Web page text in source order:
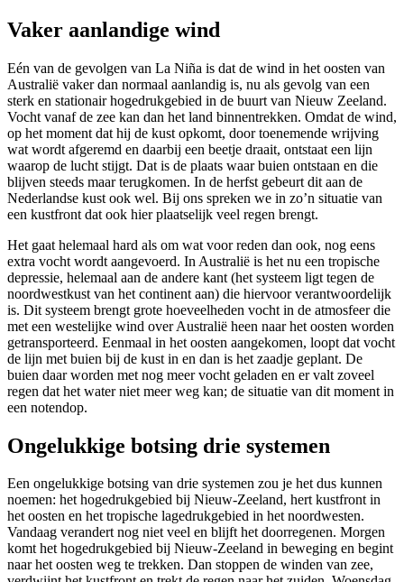
Vaker aanlandige wind
Eén van de gevolgen van La Niña is dat de wind in het oosten van
Australië vaker dan normaal aanlandig is, nu als gevolg van een
sterk en stationair hogedrukgebied in de buurt van Nieuw Zeeland.
Vocht vanaf de zee kan dan het land binnentrekken. Omdat de wind,
op het moment dat hij de kust opkomt, door toenemende wrijving
wat wordt afgeremd en daarbij een beetje draait, ontstaat een lijn
waarop de lucht stijgt. Dat is de plaats waar buien ontstaan en die
blijven steeds maar terugkomen. In de herfst gebeurt dit aan de
Nederlandse kust ook wel. Bij ons spreken we in zo’n situatie van
een kustfront dat ook hier plaatselijk veel regen brengt.
Het gaat helemaal hard als om wat voor reden dan ook, nog eens
extra vocht wordt aangevoerd. In Australië is het nu een tropische
depressie, helemaal aan de andere kant (het systeem ligt tegen de
noordwestkust van het continent aan) die hiervoor verantwoordelijk
is. Dit systeem brengt grote hoeveelheden vocht in de atmosfeer die
met een westelijke wind over Australië heen naar het oosten worden
getransporteerd. Eenmaal in het oosten aangekomen, loopt dat vocht
de lijn met buien bij de kust in en dan is het zaadje geplant. De
buien daar worden met nog meer vocht geladen en er valt zoveel
regen dat het water niet meer weg kan; de situatie van dit moment in
een notendop.
Ongelukkige botsing drie systemen
Een ongelukkige botsing van drie systemen zou je het dus kunnen
noemen: het hogedrukgebied bij Nieuw-Zeeland, hert kustfront in
het oosten en het tropische lagedrukgebied in het noordwesten.
Vandaag verandert nog niet veel en blijft het doorregenen. Morgen
komt het hogedrukgebied bij Nieuw-Zeeland in beweging en begint
naar het oosten weg te trekken. Dan stoppen de winden van zee,